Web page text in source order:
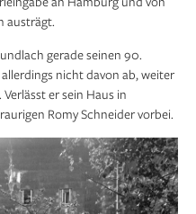
austrägt.
gerade seinen 90.
nicht davon ab, weiter
er sein Haus in
Romy Schneider vorbei.